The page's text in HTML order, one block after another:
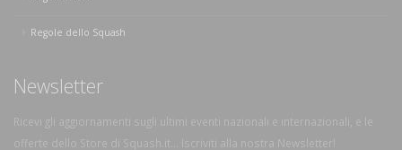
Regole dello Squash
Newsletter
Ricevi gli aggiornamenti sugli ultimi eventi nazionali e internazionali, e le
offerte dello Store di Squash.it... Iscriviti alla nostra Newsletter!